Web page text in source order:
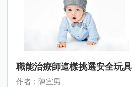
職能治療師這樣挑選安全玩具
作者：陳宜男